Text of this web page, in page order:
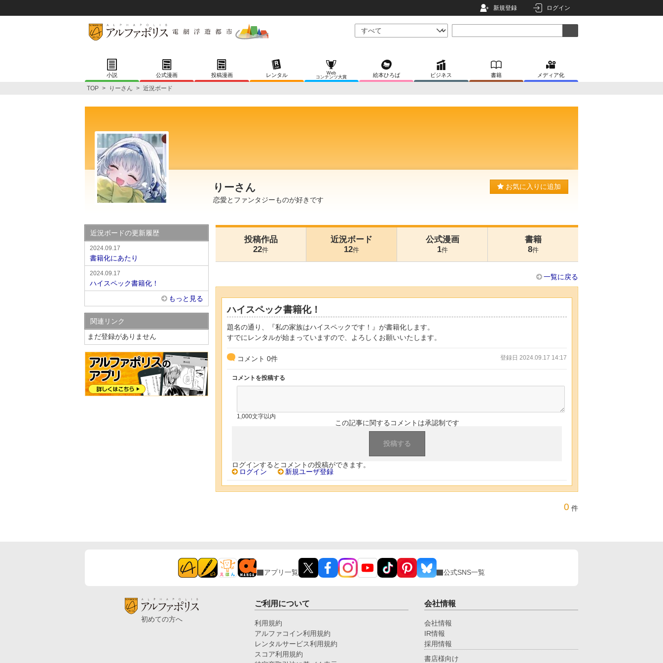
新規登録 ログイン
小説 公式漫画 投稿漫画 レンタル
Web
コンテンツ大賞
絵本ひろば ビジネス 書籍 メディア化
TOP > りーさん > 近況ボード
りーさん
恋愛とファンタジーものが好きです
お気に入りに追加
投稿作品
22件
近況ボード
12件
公式漫画
1件
書籍
8件
一覧に戻る
ハイスペック書籍化！
題名の通り、『私の家族はハイスペックです！』が書籍化します。
すでにレンタルが始まっていますので、よろしくお願いいたします。
コメント 0件 登録日 2024.09.17 14:17
コメントを投稿する
1,000文字以内
この記事に関するコメントは承認制です
ログインするとコメントの投稿ができます。
ログイン
新規ユーザ登録
0 件
近況ボードの更新履歴
2024.09.17
書籍化にあたり
2024.09.17
ハイスペック書籍化！
もっと見る
関連リンク
まだ登録がありません
アプリ一覧 公式SNS一覧
初めての方へ
ご利用について
利用規約
アルファコイン利用規約
レンタルサービス利用規約
スコア利用規約
会社情報
会社情報
IR情報
採用情報
書店様向け